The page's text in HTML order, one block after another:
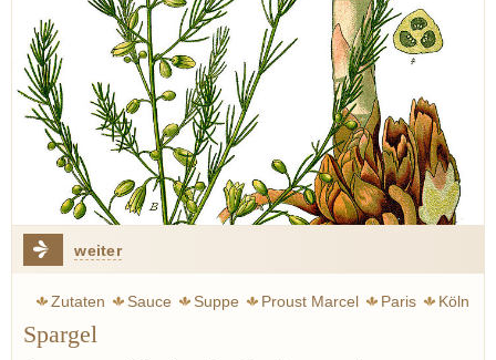
weiter
Zutaten Sauce Suppe Proust Marcel Paris
Köln
Jakobsmuschel
Spargel